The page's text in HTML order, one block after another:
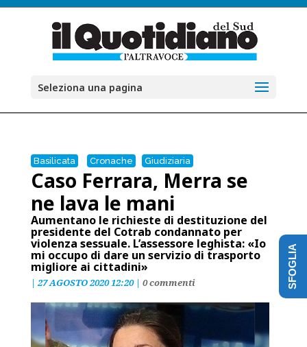
Seleziona una pagina
Basilicata Cronache Giudiziaria
Caso Ferrara, Merra se
ne lava le mani
Aumentano le richieste di destituzione del
presidente del Cotrab condannato per
violenza sessuale. L’assessore leghista: «Io
mi occupo di dare un servizio di trasporto
migliore ai cittadini»
| 27 AGOSTO 2020 12:20| 0 commenti SFOGLIA